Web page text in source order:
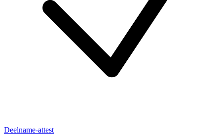
Deelname-attest